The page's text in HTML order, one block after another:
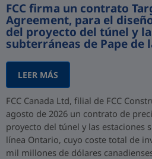
FCC firma un contrato
Agreement, para el
del proyecto del túnel y
subterráneas de Pape de
LEER MÁS
FCC Canada Ltd, filial de FCC
agosto de 2026 un contrato de
proyecto del túnel y las estaciones
línea Ontario, cuyo coste total de
mil millones de dólares